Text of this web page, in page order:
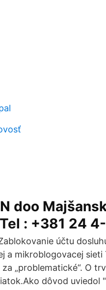
doo
: +381 24
účtu
a mikroblogovacej
„problematické“. O
dôvod uviedol